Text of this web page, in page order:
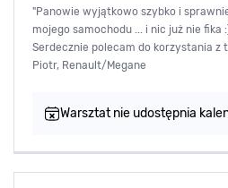
"Panowie wyjątkowo szybko i
mojego samochodu ... i nic już nie fika
Serdecznie polecam do korzystania z
Piotr, Renault/Megane
Warsztat nie udostępnia